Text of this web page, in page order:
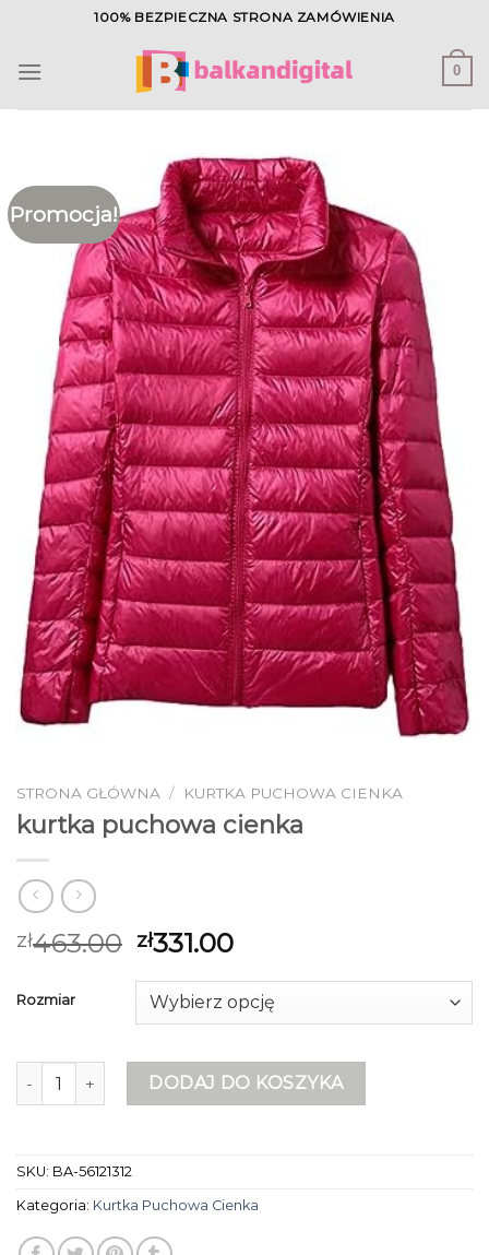
content
100% BEZPIECZNA STRONA ZAMÓWIENIA
0
Promocja!
STRONA GŁÓWNA / KURTKA PUCHOWA CIENKA
kurtka puchowa cienka
zł463.00 zł331.00
Rozmiar
ilość kurtka puchowa cienkaDODAJ DO KOSZYKA
SKU: BA-56121312
Kategoria: Kurtka Puchowa Cienka